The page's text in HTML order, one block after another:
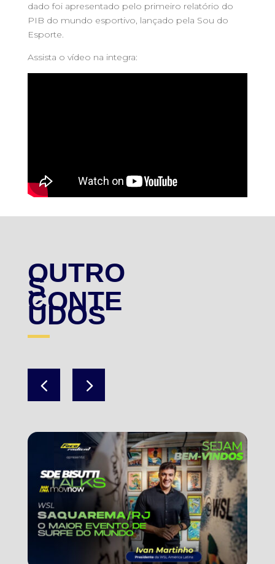
dado foi apresentado pelo primeiro relatório do
PIB do mundo esportivo, lançado pela Sou do
Esporte.
Assista o vídeo na integra:
OUTRO
S
CONTE
ÚDOS